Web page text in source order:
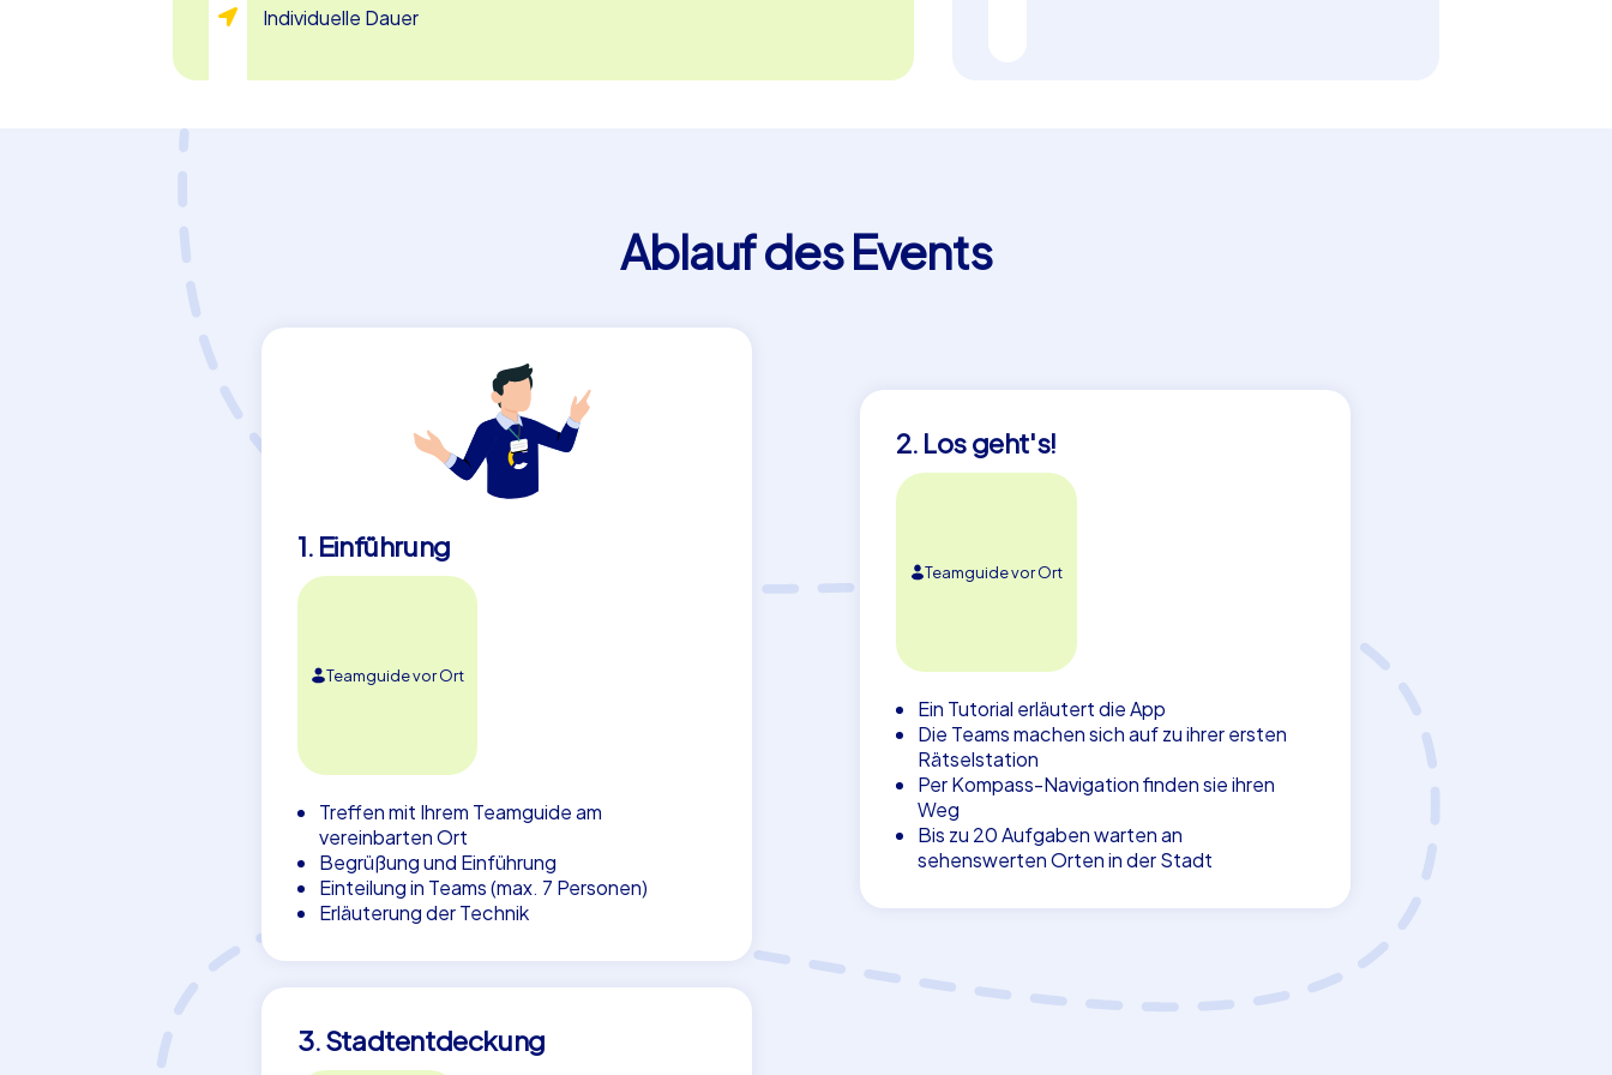
sorgt für unvergessliche Momente und ein nachhaltiges Teamerlebnis. Nutzen Sie
Freude zu bereiten und gleichzeitig den Teamgeist zu stärken.
Ein Teamevent in Greven bietet die perfekte Mischung aus Abenteuer, Kultur und
Gemeinschaft. Die charmante Stadt im Münsterland ist der ideale Ort, um bei einem
spannenden Geocaching die Zusammenarbeit zu fördern und gemeinsam
unvergessliche Erlebnisse zu sammeln. Lassen Sie sich von der Vielfalt und dem Reiz
dieser Aktivität begeistern und genießen Sie einen Tag voller Spaß und
Herausforderungen in Greven!
Individuelle Dauer
Ablauf des Events
1. Einführung
Teamguide vor Ort
Treffen mit Ihrem Teamguide am
vereinbarten Ort
Begrüßung und Einführung
Einteilung in Teams (max. 7 Personen)
Erläuterung der Technik
2. Los geht's!
Teamguide vor Ort
Ein Tutorial erläutert die App
Die Teams machen sich auf zu ihrer ersten
Rätselstation
Per Kompass-Navigation finden sie ihren
Weg
Bis zu 20 Aufgaben warten an
sehenswerten Orten in der Stadt
3. Stadtentdeckung